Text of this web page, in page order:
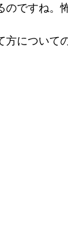
ですね。
方について